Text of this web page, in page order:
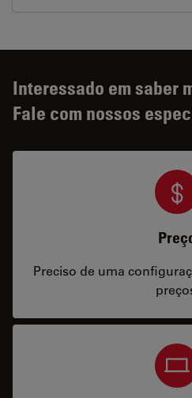
Interessado em saber
Fale com nossos
Preciso de uma